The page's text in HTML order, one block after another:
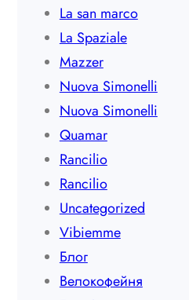
La san marco
La Spaziale
Mazzer
Nuova Simonelli
Nuova Simonelli
Quamar
Rancilio
Rancilio
Uncategorized
Vibiemme
Блог
Велокофейня